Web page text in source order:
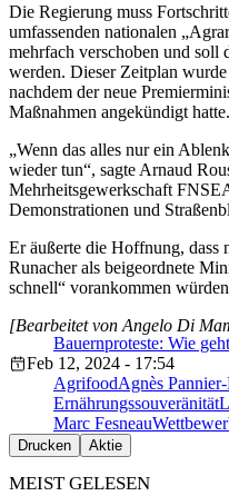
Die Regierung muss
umfassenden nationalen
mehrfach verschoben und soll
werden. Dieser Zeitplan
nachdem der neue
Maßnahmen angekündigt hatte.
„Wenn das alles nur ein
wieder tun“, sagte Arnaud
Mehrheitsgewerkschaft
Demonstrationen und
Er äußerte die Hoffnung, dass
Runacher als beigeordnete
schnell“ vorankommen
Bauernproteste: Wie
[Bearbeitet von Angelo Di
Feb 12, 2024 - 17:54
AgrifoodAgnès
Ernährungssouveränität
Marc Fesneau
Drucken Aktie
MEIST GELESEN